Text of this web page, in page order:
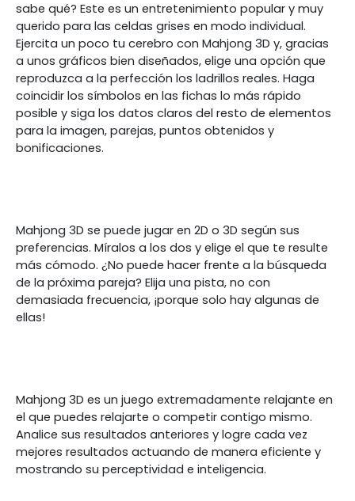
sabe qué? Este es un entretenimiento popular y muy
querido para las celdas grises en modo individual.
Ejercita un poco tu cerebro con Mahjong 3D y, gracias
a unos gráficos bien diseñados, elige una opción que
reproduzca a la perfección los ladrillos reales. Haga
coincidir los símbolos en las fichas lo más rápido
posible y siga los datos claros del resto de elementos
para la imagen, parejas, puntos obtenidos y
bonificaciones.
Mahjong 3D se puede jugar en 2D o 3D según sus
preferencias. Míralos a los dos y elige el que te resulte
más cómodo. ¿No puede hacer frente a la búsqueda
de la próxima pareja? Elija una pista, no con
demasiada frecuencia, ¡porque solo hay algunas de
ellas!
Mahjong 3D es un juego extremadamente relajante en
el que puedes relajarte o competir contigo mismo.
Analice sus resultados anteriores y logre cada vez
mejores resultados actuando de manera eficiente y
mostrando su perceptividad e inteligencia.